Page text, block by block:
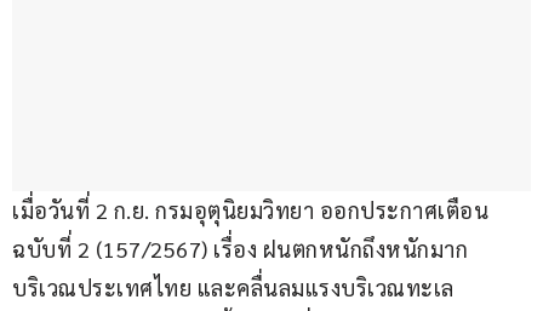
เมื่อวันที่ 2 ก.ย. กรมอุตุนิยมวิทยา ออกประกาศเตือน
ฉบับที่ 2 (157/2567) เรื่อง ฝนตกหนักถึงหนักมาก
บริเวณประเทศไทย และคลื่นลมแรงบริเวณทะเล